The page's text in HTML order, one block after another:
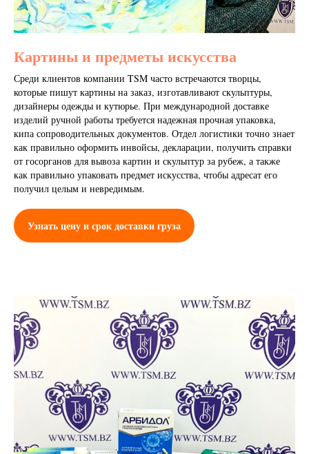
Картины и предметы искусства
Среди клиентов компании TSM часто встречаются творцы,
которые пишут картины на заказ, изготавливают скульптуры,
дизайнеры одежды и кутюрье. При международной доставке
изделий ручной работы требуется надежная прочная упаковка,
кипа сопроводительных документов. Отдел логистики точно знает
как правильно оформить инвойсы, декларации, получить справки
от госорганов для вывоза картин и скульптур за рубеж, а также
как правильно упаковать предмет искусства, чтобы адресат его
получил целым и невредимым.
Узнать цену и срок доставки груза